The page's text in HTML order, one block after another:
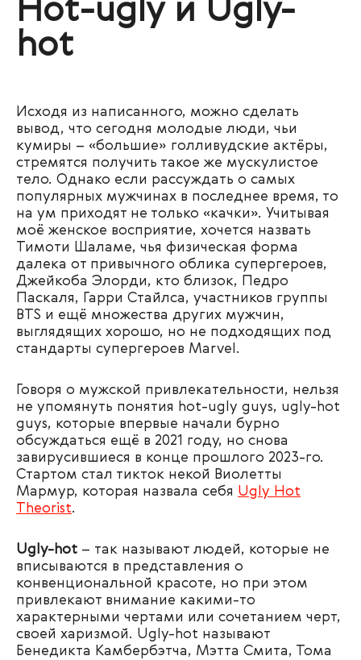
Hot-ugly и Ugly-
hot
Исходя из написанного, можно сделать
вывод, что сегодня молодые люди, чьи
кумиры – «большие» голливудские актёры,
стремятся получить такое же мускулистое
тело. Однако если рассуждать о самых
популярных мужчинах в последнее время, то
на ум приходят не только «качки». Учитывая
моё женское восприятие, хочется назвать
Тимоти Шаламе, чья физическая форма
далека от привычного облика супергероев,
Джейкоба Элорди, кто близок, Педро
Паскаля, Гарри Стайлса, участников группы
BTS и ещё множества других мужчин,
выглядящих хорошо, но не подходящих под
стандарты супергероев Marvel.
Говоря о мужской привлекательности, нельзя
не упомянуть понятия hot-ugly guys, ugly-hot
guys, которые впервые начали бурно
обсуждаться ещё в 2021 году, но снова
завирусившиеся в конце прошлого 2023-го.
Стартом стал тикток некой Виолетты
Мармур, которая назвала себя Ugly Hot
Theorist.
Ugly-hot – так называют людей, которые не
вписываются в представления о
конвенциональной красоте, но при этом
привлекают внимание какими-то
характерными чертами или сочетанием черт,
своей харизмой. Ugly-hot называют
Бенедикта Камбербэтча, Мэтта Смита, Тома